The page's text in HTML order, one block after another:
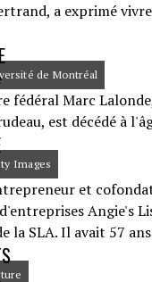
a exprimé
de Montréal
fédéral Marc
est décédé à
Images
et
Angie's
la SLA. Il avait 57